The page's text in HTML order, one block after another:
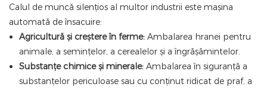
Calul de muncă silențios al multor industrii este mașina
automată de însacuire:
Agricultură și creștere în ferme: Ambalarea hranei pentru
animale, a semințelor, a cerealelor și a îngrășămintelor.
Substanțe chimice și minerale: Ambalarea în siguranță a
substanțelor periculoase sau cu conținut ridicat de praf, a